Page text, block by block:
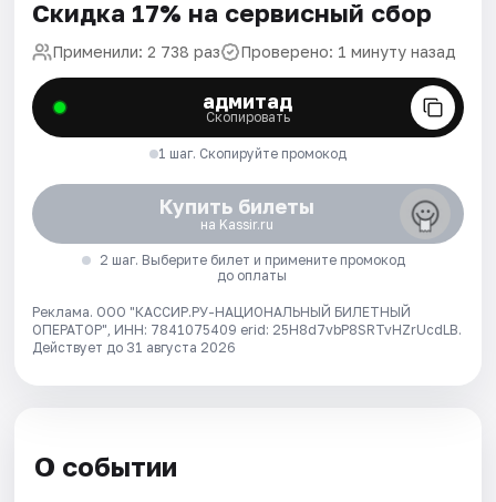
Скидка 17% на сервисный сбор
Применили: 2 738 раз Проверено: 1 минуту назад
адмитад
Скопировать
1 шаг. Скопируйте промокод
Купить билеты
на Kassir.ru
2 шаг. Выберите билет и примените промокод
до оплаты
Реклама. ООО "КАССИР.РУ-НАЦИОНАЛЬНЫЙ БИЛЕТНЫЙ
ОПЕРАТОР", ИНН: 7841075409 erid: 25H8d7vbP8SRTvHZrUcdLB.
Действует до 31 августа 2026
О событии